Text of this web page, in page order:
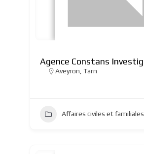
Agence Constans
Aveyron Tarn
Affaires civiles et familiales